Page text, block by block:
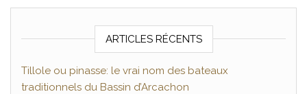
ARTICLES RÉCENTS
Tillole ou pinasse: le vrai nom des bateaux
traditionnels du Bassin d’Arcachon